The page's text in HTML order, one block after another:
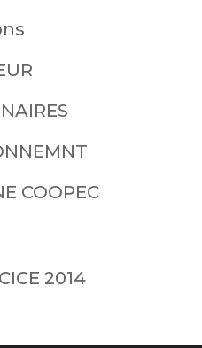
COOPEC
2014